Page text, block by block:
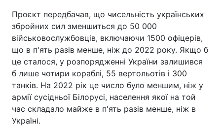
Проєкт передбачав, що чисельність українських
збройних сил зменшиться до 50 000
військовослужбовців, включаючи 1500 офіцерів,
що в п'ять разів менше, ніж до 2022 року. Якщо б
це сталося, у розпорядженні України залишився
б лише чотири кораблі, 55 вертольотів і 300
танків. На 2022 рік це число було меншим, ніж у
армії сусідньої Білорусі, населення якої на той
час складало майже в п'ять разів менше, ніж в
Україні.